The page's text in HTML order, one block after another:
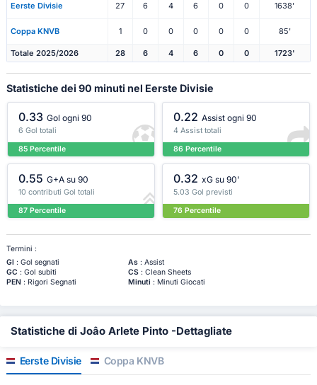
Eerste Divisie 27 6 4 6 0 0 1638'
Coppa KNVB 1 0 0 0 0 0 85'
Totale 2025/2026 28 6 4 6 0 0 1723'
Statistiche dei 90 minuti nel Eerste Divisie
0.33 Gol ogni 90
6 Gol totali
85 Percentile
0.22 Assist ogni 90
4 Assist totali
86 Percentile
0.55 G+A su 90
10 contributi Gol totali
87 Percentile
0.32 xG su 90'
5.03 Gol previsti
76 Percentile
Termini :
Gl : Gol segnati As: Assist
GC : Gol subiti CS: Clean Sheets
PEN: Rigori Segnati Minuti : Minuti Giocati
Statistiche di Joâo Arlete Pinto -Dettagliate
Eerste Divisie Coppa KNVB